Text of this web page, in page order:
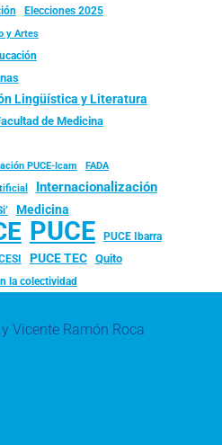
Elecciones 2025
y Artes
Lingüística y Literatura
de Medicina
PUCE-Icam FADA
Internacionalización
Medicina
PUCE PUCE Ibarra
PUCE TEC
Quito
la colectividad
Vicente Ramón Roca